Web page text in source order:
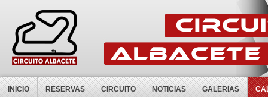
INICIO RESERVAS CIRCUITO NOTICIAS GALERIAS